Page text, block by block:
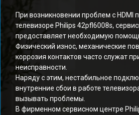
При возникновении проблем с HDMI
телевизоре Philips 42pfl6008s,
предоставляет необходимую
Физический износ, механические
коррозия контактов часто служат
неисправности.
Наряду с этим, нестабильное
внутренние сбои в работе
вызывать проблемы.
В фирменном сервисном центре